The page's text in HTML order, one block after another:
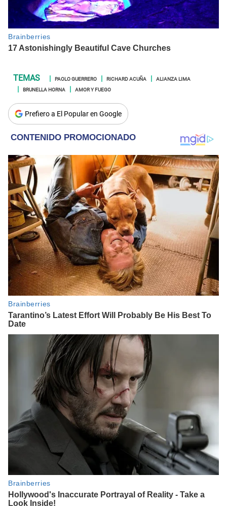
PAOLO GUERRERO RICHARD ACUÑA
ALIANZA LIMA
BRUNELLA HORNA
AMOR Y FUEGO
Prefiero a El Popular en Google